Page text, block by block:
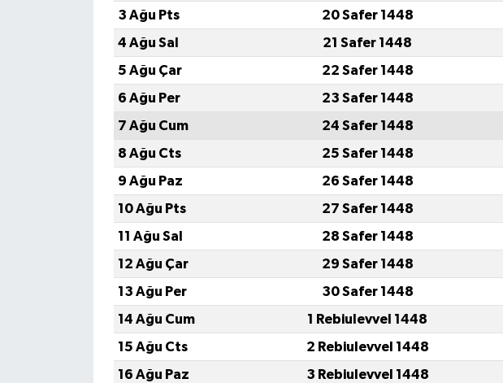
3 Ağu Pts
20 Safer 1448
4 Ağu Sal
21 Safer 1448
5 Ağu Çar
22 Safer 1448
6 Ağu Per
23 Safer 1448
7 Ağu Cum
24 Safer 1448
8 Ağu Cts
25 Safer 1448
9 Ağu Paz
26 Safer 1448
10 Ağu Pts
27 Safer 1448
11 Ağu Sal
28 Safer 1448
12 Ağu Çar
29 Safer 1448
13 Ağu Per
30 Safer 1448
14 Ağu Cum
1 Rebiulevvel 1448
15 Ağu Cts
2 Rebiulevvel 1448
16 Ağu Paz
3 Rebiulevvel 1448